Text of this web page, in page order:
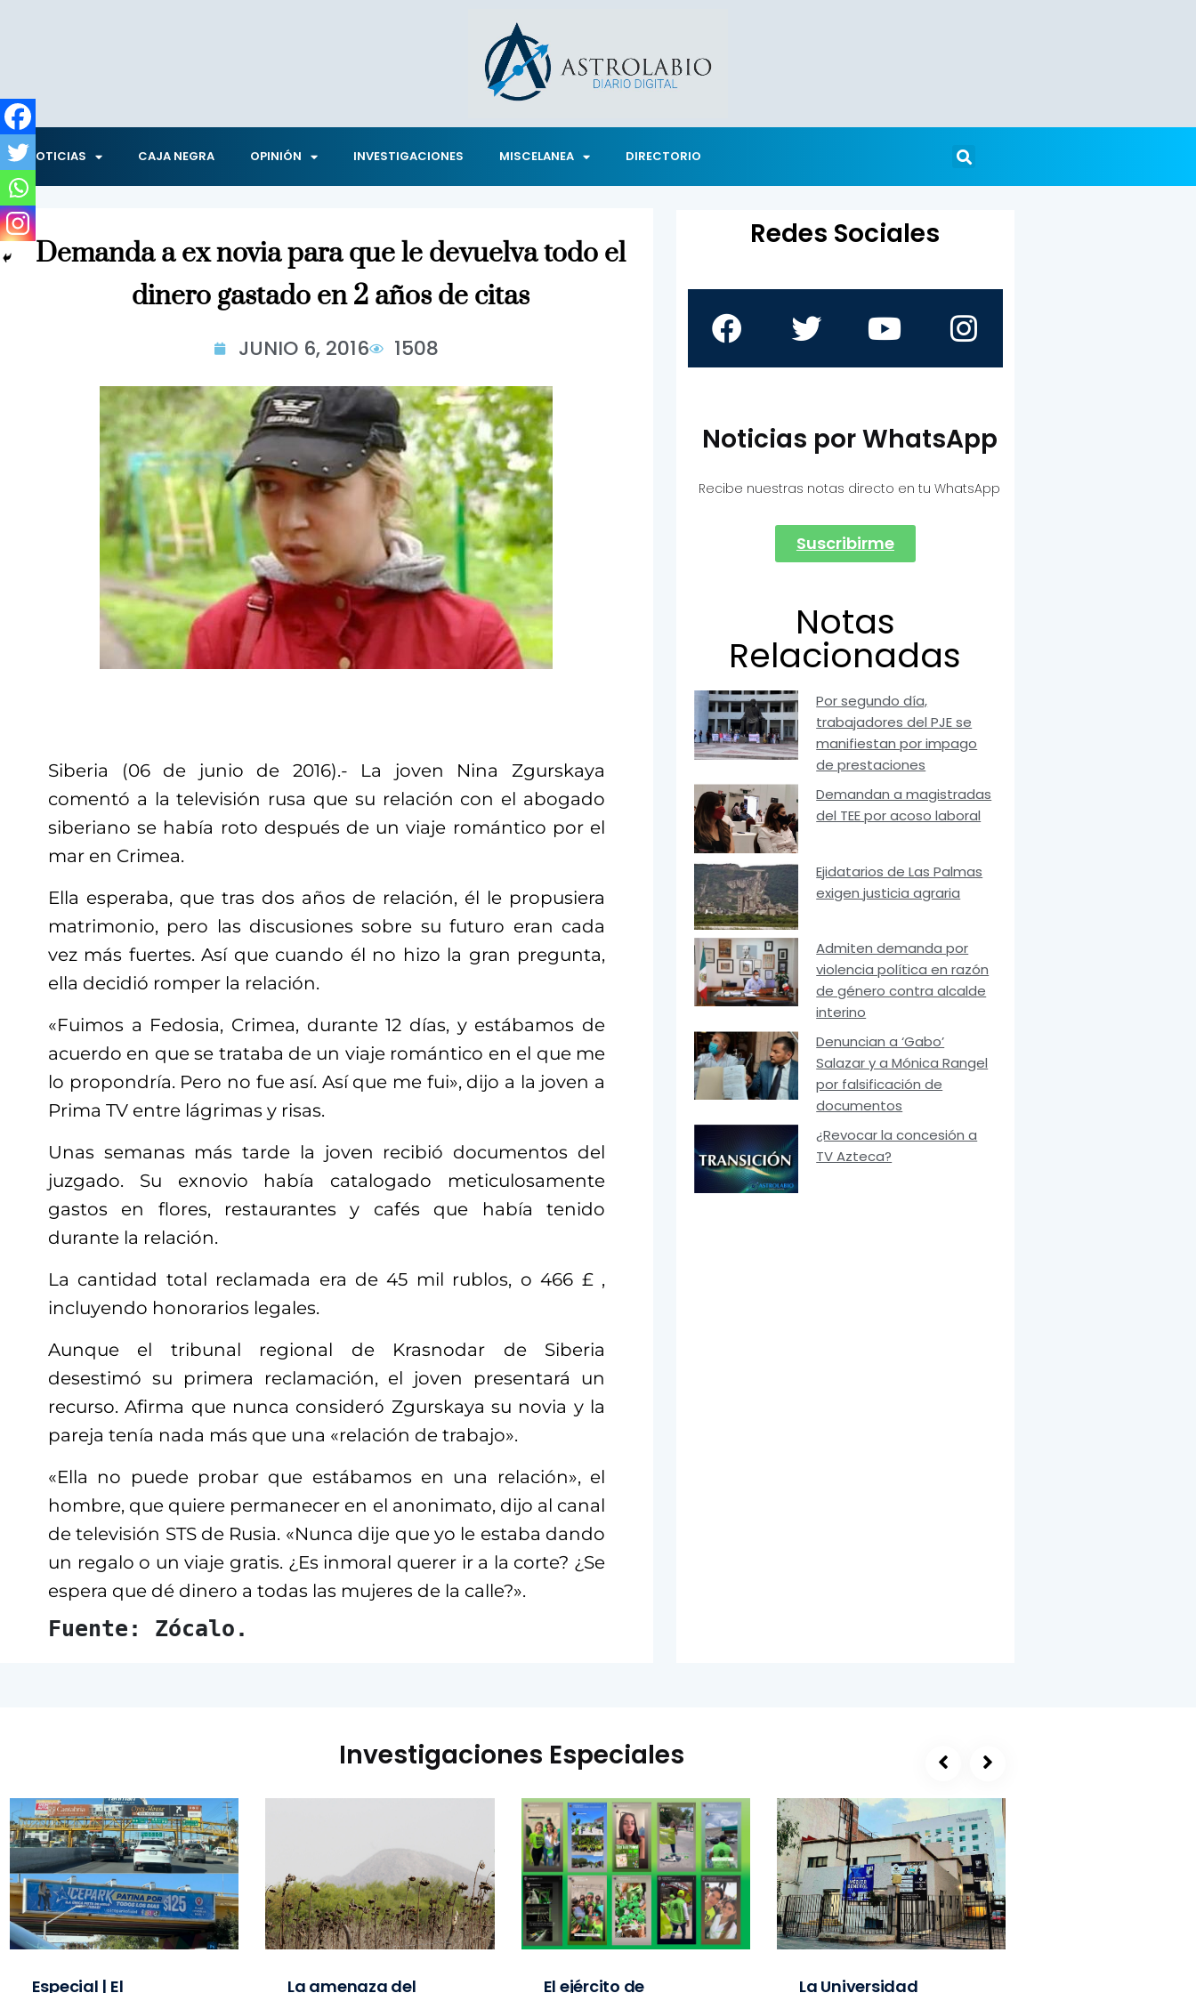
NOTICIAS CAJA NEGRA OPINIÓN INVESTIGACIONES MISCELANEA DIRECTORIO
Demanda a ex novia para que le devuelva todo el
dinero gastado en 2 años de citas
JUNIO 6, 2016 1508
Siberia (06 de junio de 2016).- La joven Nina Zgurskaya
comentó a la televisión rusa que su relación con el abogado
siberiano se había roto después de un viaje romántico por el
mar en Crimea.
Ella esperaba, que tras dos años de relación, él le propusiera
matrimonio, pero las discusiones sobre su futuro eran cada
vez más fuertes. Así que cuando él no hizo la gran pregunta,
ella decidió romper la relación.
«Fuimos a Fedosia, Crimea, durante 12 días, y estábamos de
acuerdo en que se trataba de un viaje romántico en el que me
lo propondría. Pero no fue así. Así que me fui», dijo a la joven a
Prima TV entre lágrimas y risas.
Unas semanas más tarde la joven recibió documentos del
juzgado. Su exnovio había catalogado meticulosamente
gastos en flores, restaurantes y cafés que había tenido
durante la relación.
La cantidad total reclamada era de 45 mil rublos, o 466 £ ,
incluyendo honorarios legales.
Aunque el tribunal regional de Krasnodar de Siberia
desestimó su primera reclamación, el joven presentará un
recurso. Afirma que nunca consideró Zgurskaya su novia y la
pareja tenía nada más que una «relación de trabajo».
«Ella no puede probar que estábamos en una relación», el
hombre, que quiere permanecer en el anonimato, dijo al canal
de televisión STS de Rusia. «Nunca dije que yo le estaba dando
un regalo o un viaje gratis. ¿Es inmoral querer ir a la corte? ¿Se
espera que dé dinero a todas las mujeres de la calle?».
Fuente: Zócalo.
Redes Sociales
Noticias por WhatsApp
Recibe nuestras notas directo en tu WhatsApp
Suscribirme
Notas
Relacionadas
Por segundo día,
trabajadores del PJE se
manifiestan por impago
de prestaciones
Demandan a magistradas
del TEE por acoso laboral
Ejidatarios de Las Palmas
exigen justicia agraria
Admiten demanda por
violencia política en razón
de género contra alcalde
interino
Denuncian a ‘Gabo’
Salazar y a Mónica Rangel
por falsificación de
documentos
¿Revocar la concesión a
TV Azteca?
Investigaciones Especiales
Especial | El La amenaza del El ejército de La Universidad